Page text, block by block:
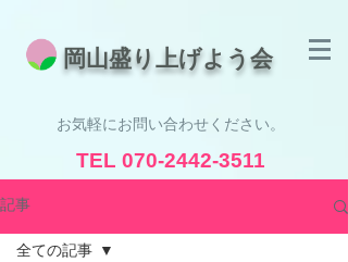
​岡山盛り上げよう会
お気軽にお問い合わせください。
TEL 070-2442-3511
記事
全ての記事